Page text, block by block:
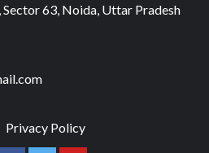
63, Noida, Uttar Pradesh
Privacy Policy